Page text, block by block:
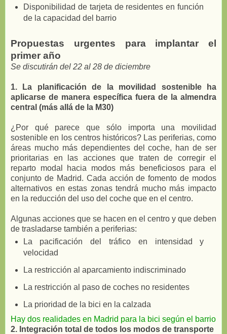
Disponibilidad de tarjeta de residentes en función
de la capacidad del barrio
Propuestas urgentes para implantar el
primer año
Se discutirán del 22 al 28 de diciembre
1. La planificación de la movilidad sostenible ha
aplicarse de manera específica fuera de la almendra
central (más allá de la M30)
¿Por qué parece que sólo importa una movilidad
sostenible en los centros históricos? Las periferias, como
áreas mucho más dependientes del coche, han de ser
prioritarias en las acciones que traten de corregir el
reparto modal hacia modos más beneficiosos para el
conjunto de Madrid. Cada acción de fomento de modos
alternativos en estas zonas tendrá mucho más impacto
en la reducción del uso del coche que en el centro.
Algunas acciones que se hacen en el centro y que deben
de trasladarse también a periferias:
La pacificación del tráfico en intensidad y
velocidad
La restricción al aparcamiento indiscriminado
La restricción al paso de coches no residentes
La prioridad de la bici en la calzada
Hay dos realidades en Madrid para la bici según el barrio
2. Integración total de todos los modos de transporte